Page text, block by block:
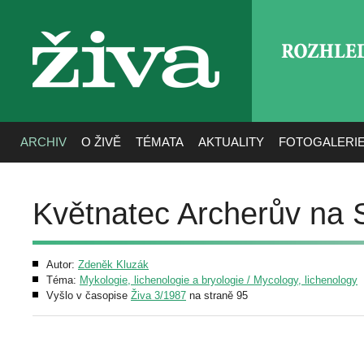
živa
ARCHIV O ŽIVĚ TÉMATA AKTUALITY
Květnatec Archerův na
Autor: Zdeněk Kluzák
Téma: Mykologie, lichenologie a bryologie / Mycology, lichenology
Vyšlo v časopise Živa 3/1987 na straně 95